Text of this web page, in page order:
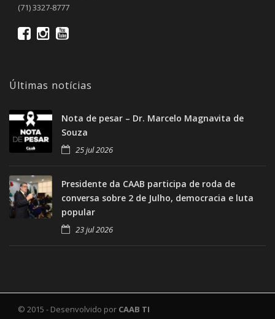
(71) 3327-8777
Últimas notícias
Nota de pesar – Dr. Marcelo Magnavita de
Souza
25 jul 2026
Presidente da CAAB participa de roda de
conversa sobre 2 de Julho, democracia e luta
popular
23 jul 2026
© 2015 - Desenvolvido por CAAB TI